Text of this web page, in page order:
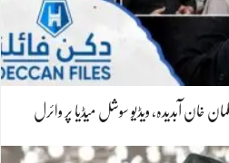
آبدیدہ، ویڈیو سوشل میڈیا پر وائرل